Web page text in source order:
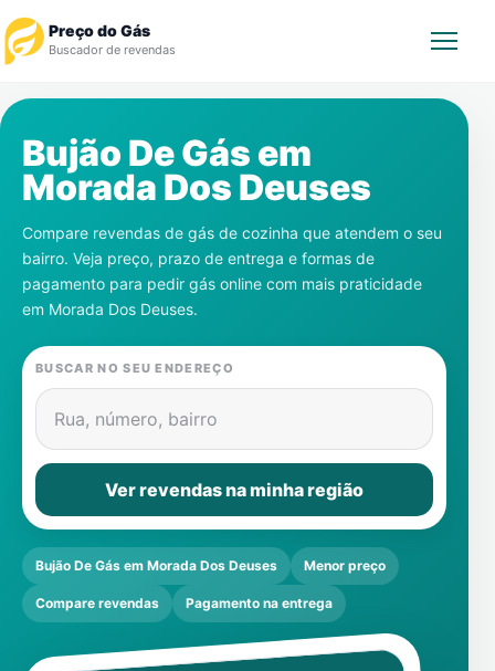
Preço do Gás
Buscador de revendas
Revendedor
Notícias
Cadastre-se
Gás
Contatos
Bujão De Gás em
Morada Dos Deuses
Compare revendas de gás de cozinha que atendem o seu
bairro. Veja preço, prazo de entrega e formas de
pagamento para pedir gás online com mais praticidade
em Morada Dos Deuses.
BUSCAR NO SEU ENDEREÇO
Rua, número, bairro
Ver revendas na minha região
Bujão De Gás em Morada Dos Deuses Menor preço
Compare revendas Pagamento na entrega